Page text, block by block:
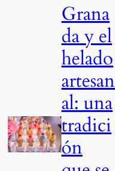
Grana
da y el
helado
artesan
al: una
tradici
ón